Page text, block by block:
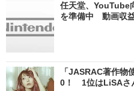
任天堂、YouTube
を準備中 動画収
「JASRAC著作物
0！ 1位はLiSAさ